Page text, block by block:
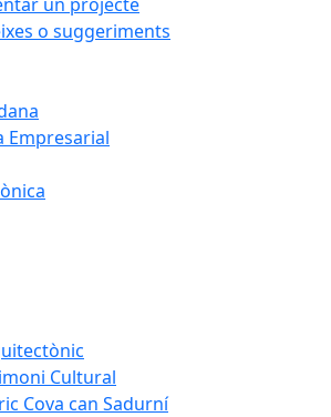
o suggeriments
Empresarial
Cultural
Cova can Sadurní